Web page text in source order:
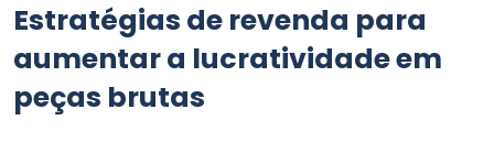
Estratégias de revenda para
aumentar a lucratividade em
peças brutas